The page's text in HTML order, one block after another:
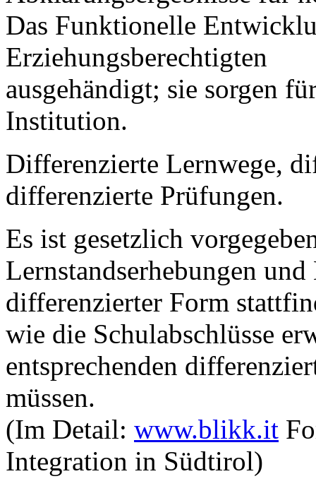
Das Funktionelle
Erziehungsberechtigten
ausgehändigt; sie sorgen
Institution.
Differenzierte Lernwege,
differenzierte Prüfungen.
Es ist gesetzlich
Lernstandserhebungen
differenzierter Form
wie die Schulabschlüsse
entsprechenden
müssen.
(Im Detail: www.blikk.it
Integration in Südtirol)